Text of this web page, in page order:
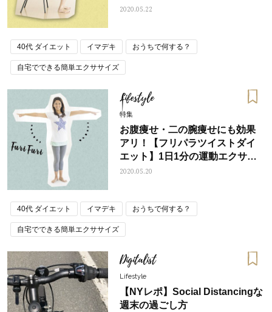
2020.05.22
40代 ダイエット イマデキ おうちで何する？
自宅でできる簡単エクササイズ
Lifestyle
特集
お腹痩せ・二の腕痩せにも効果
アリ！【フリパラツイストダイ
エット】1日1分の運動エクササ
イズ
2020.05.20
40代 ダイエット イマデキ おうちで何する？
自宅でできる簡単エクササイズ
Digitalist
Lifestyle
【NYレポ】Social Distancingな
週末の過ごし方